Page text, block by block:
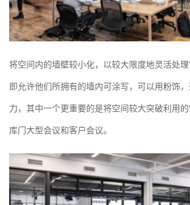
将空间内的墙壁较小化，以较大限度地灵活处理
即允许他们所拥有的墙内可涂写，可以用粉饰
力，其中一个更重要的是将空间较大突破利用
库门大型会议和客户会议。